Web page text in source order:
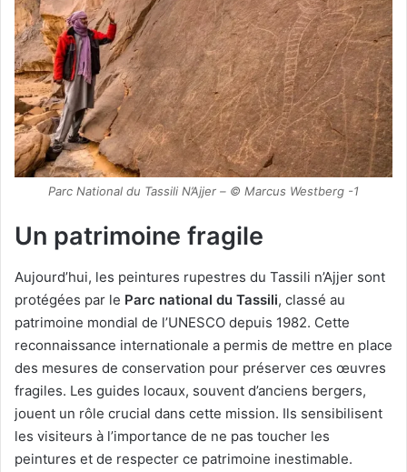
Parc National du Tassili N’Ajjer – © Marcus Westberg -1
Un patrimoine fragile
Aujourd’hui, les peintures rupestres du Tassili n’Ajjer sont
protégées par le Parc national du Tassili, classé au
patrimoine mondial de l’UNESCO depuis 1982. Cette
reconnaissance internationale a permis de mettre en place
des mesures de conservation pour préserver ces œuvres
fragiles. Les guides locaux, souvent d’anciens bergers,
jouent un rôle crucial dans cette mission. Ils sensibilisent
les visiteurs à l’importance de ne pas toucher les
peintures et de respecter ce patrimoine inestimable.